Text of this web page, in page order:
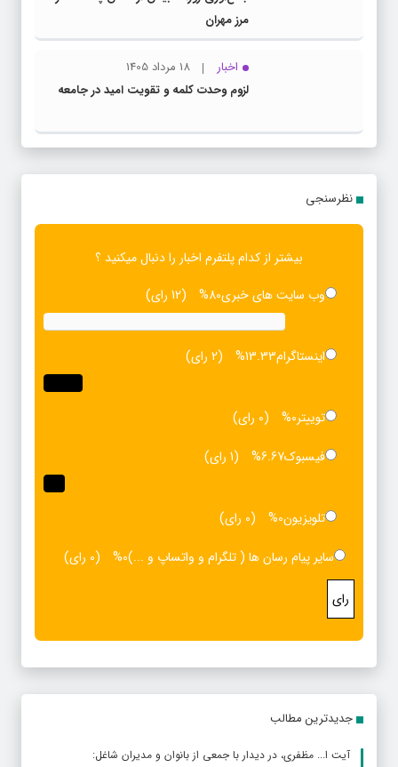
مرز مهران
اخبار
18 مرداد 1405
لزوم وحدت کلمه و تقویت امید در جامعه
نظرسنجی
بیشتر از کدام پلتفرم اخبار را دنبال میکنید ؟
وب سایت های خبری80% (12 رای)
اینستاگرام13.33% (2 رای)
توییتر0%
(0 رای)
فیسبوک6.67% (1 رای)
تلویزیون0%
(0 رای)
سایر پیام رسان ها ( تلگرام و واتساپ و ...)0% (0 رای)
رای
جدیدترین مطالب
آیت ا... مظفری، در دیدار با جمعی از بانوان و مدیران شاغل: